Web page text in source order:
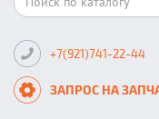
+7(921)741-22-44
ЗАПРОС НА